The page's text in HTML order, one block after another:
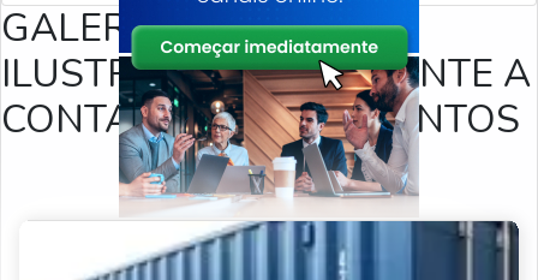
CONTAINERS EM GERAL
GALERIA DE IMAGENS
ILUSTRATIVAS REFERENTE A
CONTAINER PARA EVENTOS